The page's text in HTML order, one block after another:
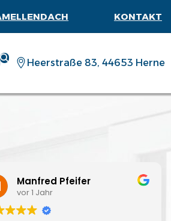
KONTAKT
Heerstraße 83, 44653 Herne
Manfred Pfeifer
vor 1 Jahr